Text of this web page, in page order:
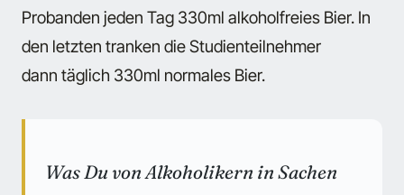
Probanden jeden Tag 330ml alkoholfreies Bier. In
den letzten tranken die Studienteilnehmer
dann täglich 330ml normales Bier.
Was Du von Alkoholikern in Sachen